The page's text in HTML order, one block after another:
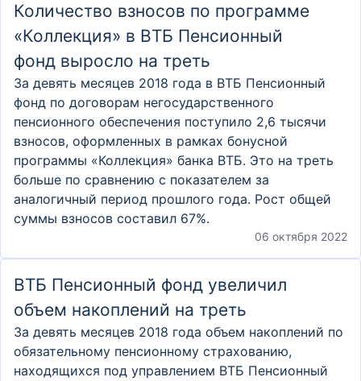
Количество взносов по программе
«Коллекция» в ВТБ Пенсионный
фонд выросло на треть
За девять месяцев 2018 года в ВТБ Пенсионный
фонд по договорам негосударственного
пенсионного обеспечения поступило 2,6 тысячи
взносов, оформленных в рамках бонусной
программы «Коллекция» банка ВТБ. Это на треть
больше по сравнению с показателем за
аналогичный период прошлого года. Рост общей
суммы взносов составил 67%.
06 октября 2022
ВТБ Пенсионный фонд увеличил
объем накоплений на треть
За девять месяцев 2018 года объем накоплений по
обязательному пенсионному страхованию,
находящихся под управлением ВТБ Пенсионный